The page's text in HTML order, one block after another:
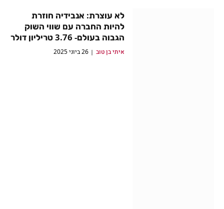
לא עוצרת: אנבידיה חוזרת
להיות החברה עם שווי השוק
הגבוה בעולם- 3.76 טריליון דולר
איתי בן טוב 26 ביוני 2025